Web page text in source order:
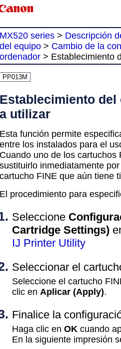
MX520 series > Descripción
del equipo > Cambio de la
ordenador > Establecimiento
PP013M
Establecimiento
a utilizar
Esta función permite
entre los instalados para el
Cuando uno de los cartuchos
sustituirlo inmediatamente
cartucho FINE que aún tiene
El procedimiento para
Seleccione
Cartridge Settings)
IJ Printer Utility
Seleccionar el
Seleccione el cartucho
clic en Aplicar (Apply).
Finalice la
Haga clic en OK cuando
En la siguiente impresión